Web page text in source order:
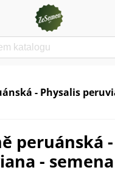
- Physalis
peruánská
-